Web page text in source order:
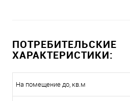
ПОТРЕБИТЕЛЬСКИЕ
ХАРАКТЕРИСТИКИ:
На помещение до, кв.м